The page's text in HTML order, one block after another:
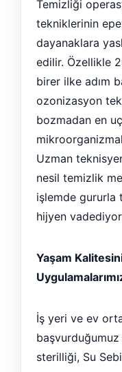
Temizliği
tekniklerinin
dayanaklara
edilir. Özellikle
birer ilke adım
ozonizasyon
bozmadan en
Uzman
nesil temizlik
işlemde gururla
hijyen
Yaşam
İş yeri ve ev
sterilliği, Su